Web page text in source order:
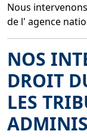
Nous
de l' agence
NOS
DROIT
LES